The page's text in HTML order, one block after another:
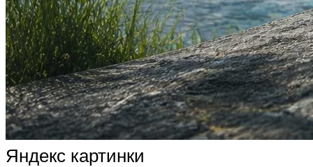
Яндекс картинки